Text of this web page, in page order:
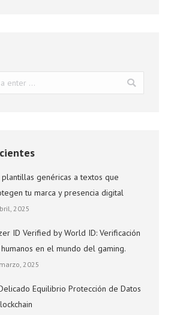
plantillas genéricas a textos que
tu marca y presencia digital
2025
ID Verified by World ID: Verificación
en el mundo del gaming.
2025
Equilibrio Protección de Datos